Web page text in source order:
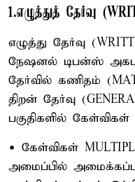
1.எழுத்துத் தேர்வு
எழுத்து தேர்வு
நேஷனல் டிபன்ஸ்
தேர்வில் கணிதம்
திறன் தேர்வு
பகுதிகளில்
• கேள்விகள்
அமைப்பில்